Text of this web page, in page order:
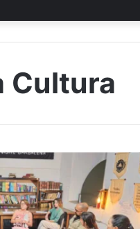
Cultura